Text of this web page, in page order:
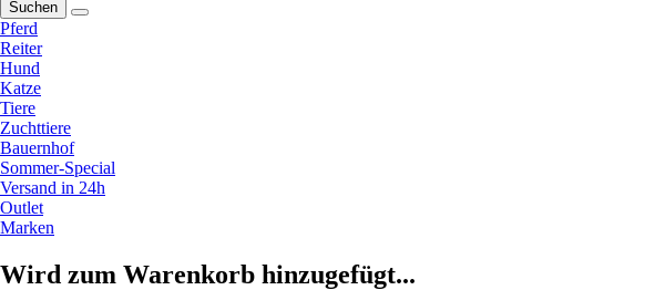
Suchen
Pferd
Reiter
Hund
Katze
Tiere
Zuchttiere
Bauernhof
Sommer-Special
Versand in 24h
Outlet
Marken
Wird zum Warenkorb hinzugefügt...